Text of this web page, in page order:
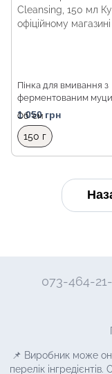
Пінка для вмивання з
ферментованим
равлика та бджолиною
отрутою Benton Snail
Ultimate pH-Balanced
Cleansing, 150 мл
1 050 грн
Об `єм
150 г
073-464-
📌 Виробник може
перелік інгредієнтів.